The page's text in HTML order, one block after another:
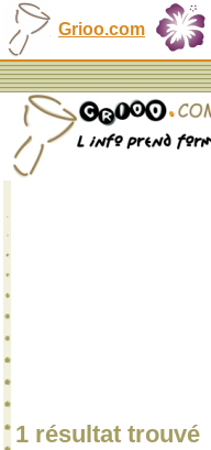
Grioo.com
1 résultat trouvé